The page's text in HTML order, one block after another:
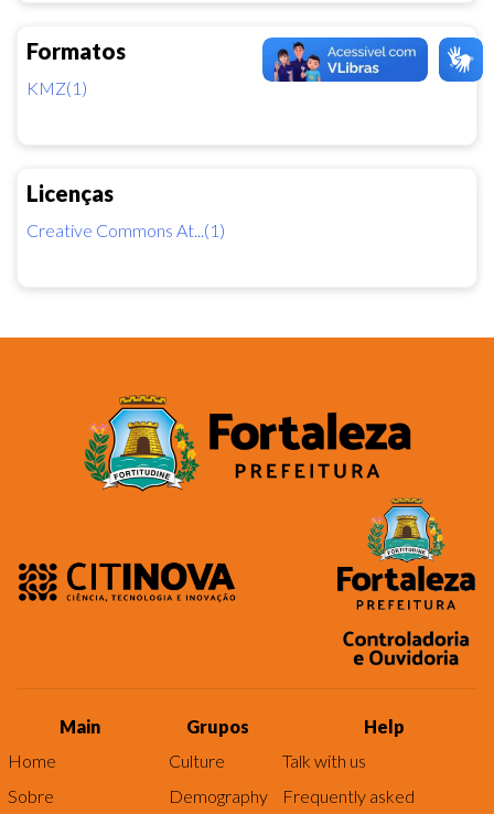
Formatos
KMZ(1)
Licenças
Creative Commons At...(1)
Main
Home
Sobre
Grupos
Culture
Demography
Help
Talk with us
Frequently asked